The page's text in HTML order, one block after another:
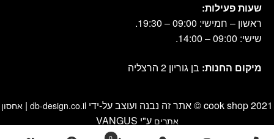
שעות פעילות:
ראשון – חמישי: 09:00 – 19:30.
שישי: 09:00 – 14:00.
מיקום החנות: בן גוריון 2 הרצליה
cook shop 2021 © אתר זה נבנה ועוצב על-ידי | אחסון
אתרים ע"י VANGUS